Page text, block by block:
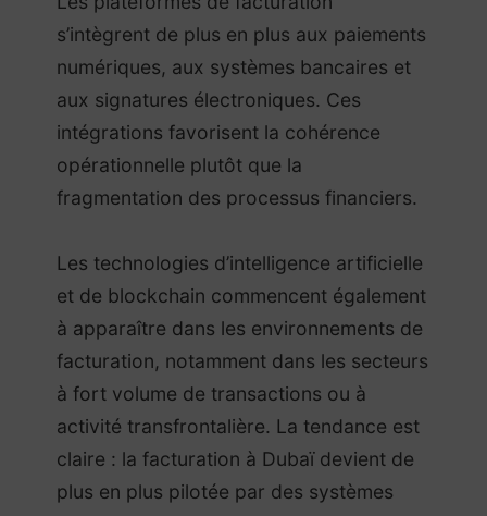
s’intègrent de plus en plus aux paiements
numériques, aux systèmes bancaires et
aux signatures électroniques. Ces
intégrations favorisent la cohérence
opérationnelle plutôt que la
fragmentation des processus financiers.
Les technologies d’intelligence artificielle
et de blockchain commencent également
à apparaître dans les environnements de
facturation, notamment dans les secteurs
à fort volume de transactions ou à
activité transfrontalière. La tendance est
claire : la facturation à Dubaï devient de
plus en plus pilotée par des systèmes